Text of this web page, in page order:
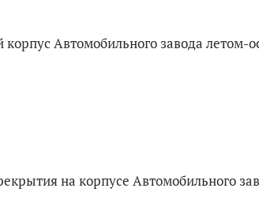
Автомобильного завода летом-
на корпусе Автомобильного